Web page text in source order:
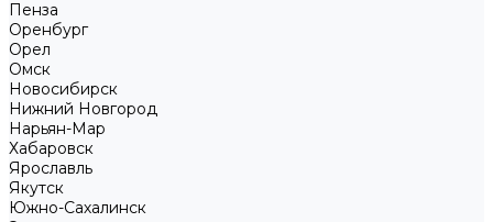
Пенза
Оренбург
Орел
Омск
Новосибирск
Нижний Новгород
Нарьян-Мар
Хабаровск
Ярославль
Якутск
Южно-Сахалинск